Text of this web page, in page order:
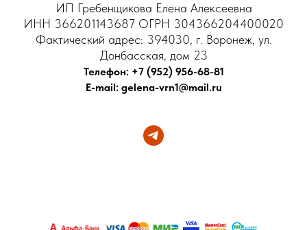
ИП Гребенщикова Елена Алексеевна
ИНН 366201143687 ОГРН 304366204400020
Фактический адрес: 394030, г. Воронеж, ул.
Донбасская, дом 23
Телефон: +7 (952) 956-68-81
E-mail: gelena-vrn1@mail.ru